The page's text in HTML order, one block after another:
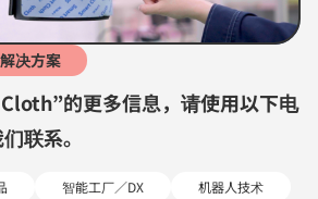
决方案
的更多信息，请使用以下电
联系。
智能工厂／DX
机器人技术